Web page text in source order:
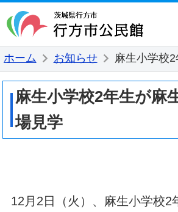
ホーム お知らせ 麻生小学校
麻生小学校2年生が麻
場見学
12月2日（火）、麻生小学校2